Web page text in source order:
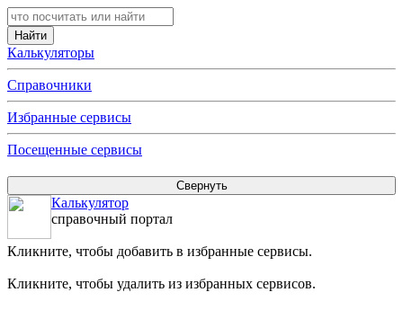
Калькуляторы
Справочники
Избранные сервисы
Посещенные сервисы
Калькулятор
справочный портал
Кликните, чтобы добавить в избранные сервисы.
Кликните, чтобы удалить из избранных сервисов.